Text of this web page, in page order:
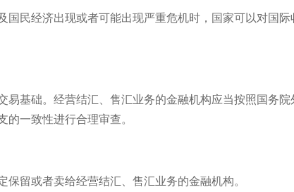
民经济出现或者可能出现严重危机时，国家可以对国际
基础。经营结汇、售汇业务的金融机构应当按照国务院
一致性进行合理审查。
留或者卖给经营结汇、售汇业务的金融机构。